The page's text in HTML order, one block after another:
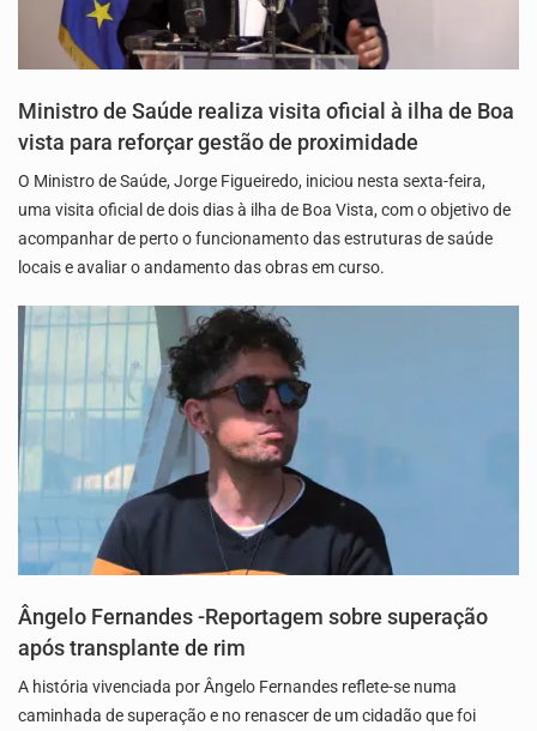
Ministro de Saúde realiza visita oficial à ilha de Boa
vista para reforçar gestão de proximidade
O Ministro de Saúde, Jorge Figueiredo, iniciou nesta sexta-feira,
uma visita oficial de dois dias à ilha de Boa Vista, com o objetivo de
acompanhar de perto o funcionamento das estruturas de saúde
locais e avaliar o andamento das obras em curso.
Ângelo Fernandes -Reportagem sobre superação
após transplante de rim
A história vivenciada por Ângelo Fernandes reflete-se numa
caminhada de superação e no renascer de um cidadão que foi